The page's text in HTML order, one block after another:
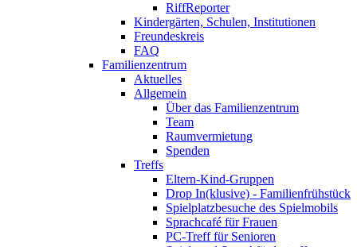
RiffReporter
Kindergärten, Schulen, Institutionen
Freundeskreis
FAQ
Familienzentrum
Aktuelles
Allgemein
Über das Familienzentrum
Team
Raumvermietung
Spenden
Treffs
Eltern-Kind-Gruppen
Drop In(klusive) - Familienfrühstück
Spielplatzbesuche des Spielmobils
Sprachcafé für Frauen
PC-Treff für Senioren